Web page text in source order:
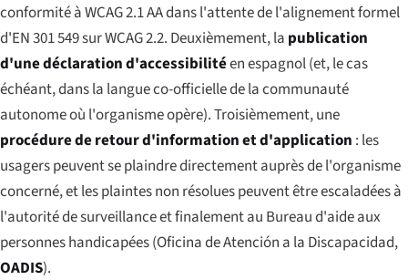
conformité à WCAG 2.1 AA dans l'attente de l'alignement formel
d'EN 301 549 sur WCAG 2.2. Deuxièmement, la publication
d'une déclaration d'accessibilitéen espagnol (et, le cas
échéant, dans la langue co-officielle de la communauté
autonome où l'organisme opère). Troisièmement, une
procédure de retour d'information et d'application : les
usagers peuvent se plaindre directement auprès de l'organisme
concerné, et les plaintes non résolues peuvent être escaladées à
l'autorité de surveillance et finalement au Bureau d'aide aux
personnes handicapées (Oficina de Atención a la Discapacidad,
OADIS).